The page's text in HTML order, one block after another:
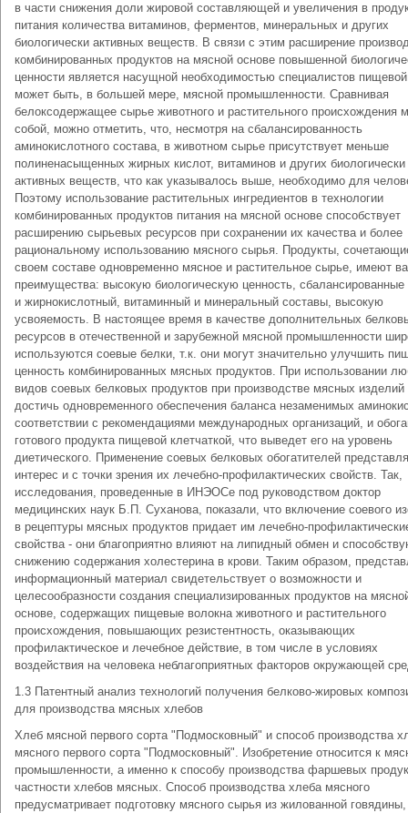
в части снижения доли жировой составляющей и увеличения в
питания количества витаминов, ферментов, минеральных и других
биологически активных веществ. В связи с этим расширение
комбинированных продуктов на мясной основе повышенной
ценности является насущной необходимостью специалистов
может быть, в большей мере, мясной промышленности. Сравнивая
белоксодержащее сырье животного и растительного происхождения
собой, можно отметить, что, несмотря на сбалансированность
аминокислотного состава, в животном сырье присутствует меньше
полиненасыщенных жирных кислот, витаминов и других биологически
активных веществ, что как указывалось выше, необходимо для
Поэтому использование растительных ингредиентов в технологии
комбинированных продуктов питания на мясной основе способствует
расширению сырьевых ресурсов при сохранении их качества и более
рациональному использованию мясного сырья. Продукты,
своем составе одновременно мясное и растительное сырье, имеют
преимущества: высокую биологическую ценность, сбалансированные
и жирнокислотный, витаминный и минеральный составы, высокую
усвояемость. В настоящее время в качестве дополнительных
ресурсов в отечественной и зарубежной мясной промышленности
используются соевые белки, т.к. они могут значительно улучшить
ценность комбинированных мясных продуктов. При использовании
видов соевых белковых продуктов при производстве мясных
достичь одновременного обеспечения баланса незаменимых
соответствии с рекомендациями международных организаций, и
готового продукта пищевой клетчаткой, что выведет его на уровень
диетического. Применение соевых белковых обогатителей
интерес и с точки зрения их лечебно-профилактических свойств. Так,
исследования, проведенные в ИНЭОСе под руководством доктор
медицинских наук Б.П. Суханова, показали, что включение соевого
в рецептуры мясных продуктов придает им лечебно-
свойства - они благоприятно влияют на липидный обмен и
снижению содержания холестерина в крови. Таким образом,
информационный материал свидетельствует о возможности и
целесообразности создания специализированных продуктов на
основе, содержащих пищевые волокна животного и растительного
происхождения, повышающих резистентность, оказывающих
профилактическое и лечебное действие, в том числе в условиях
воздействия на человека неблагоприятных факторов окружающей
1.3 Патентный анализ технологий получения белково-жировых
для производства мясных хлебов
Хлеб мясной первого сорта "Подмосковный" и способ производства
мясного первого сорта "Подмосковный". Изобретение относится к
промышленности, а именно к способу производства фаршевых
частности хлебов мясных. Способ производства хлеба мясного
предусматривает подготовку мясного сырья из жилованной говядины,